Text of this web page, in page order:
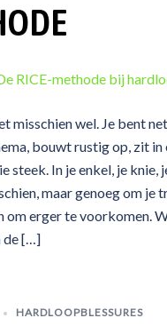
misschien wel. Je bent
bouwt rustig op, zit
steek. In je enkel, je knie,
maar genoeg om je
om erger te voorkomen.
de […]
HARDLOOPBLESSURES